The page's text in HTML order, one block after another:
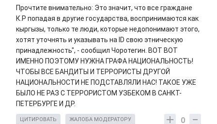
Прочтите внимательно: Это значит, что все граждане
К.Р попадая в другие государства, воспринимаются как
кыргызы, только те люди, которые недопонимают этого,
хотят уточнять и указывать на ID свою этническую
принадлежность", - сообщил Чоротегин. ВОТ ВОТ
ИМЕННО ПОЭТОМУ НУЖНА ГРАФА НАЦИОНАЛЬНОСТЬ!
ЧТОБЫ ВСЕ БАНДИТЫ И ТЕРРОРИСТЫ ДРУГОЙ
НАЦИОНАЛЬНОСТИ НЕ ПОДСТАВЛЯЛИ НАС! ТАКОЕ УЖЕ
БЫЛО НЕ РАЗ С ТЕРРОРИСТОМ УЗБЕКОМ В САНКТ-
ПЕТЕРБУРГЕ И ДР.
0
ЦИТИРОВАТЬ ЖАЛОБА МОДЕРАТОРУ